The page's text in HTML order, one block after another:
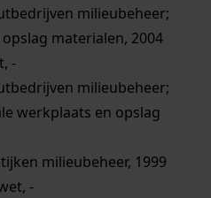
milieubeheer;
materialen, 2004
-
milieubeheer;
werkplaats en opslag
milieubeheer, 1999
-